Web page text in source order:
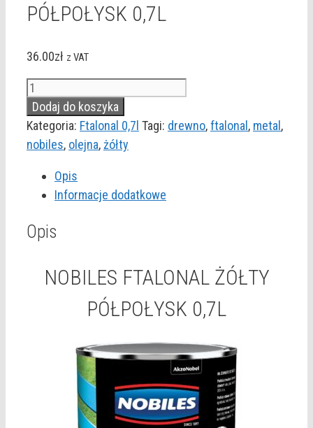
PÓŁPOŁYSK 0,7L
36.00zł z VAT
ilość
NOBILES
FTALONAL
ŻÓŁTY
0,7L
Dodaj do koszyka
Kategoria: Ftalonal 0,7l Tagi: drewno,ftalonal, metal,
nobiles, olejna,żółty
Opis
Informacje dodatkowe
Opis
NOBILES FTALONAL ŻÓŁTY
PÓŁPOŁYSK 0,7L